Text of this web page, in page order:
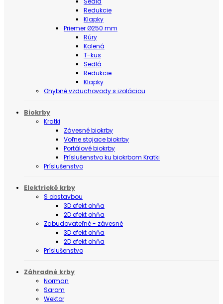
Redukcie
Klapky
Priemer Ø250 mm
Rúry
Kolená
T-kus
Sedlá
Redukcie
Klapky
Ohybné vzduchovody s izoláciou
Biokrby
Kratki
Závesné biokrby
Voľne stojace biokrby
Portálové biokrby
Príslušenstvo ku biokrbom Kratki
Príslušenstvo
Elektrické krby
S obstavbou
3D efekt ohňa
2D efekt ohňa
Zabudovateľné - závesné
3D efekt ohňa
2D efekt ohňa
Príslušenstvo
Záhradné krby
Norman
Sarom
Wektor